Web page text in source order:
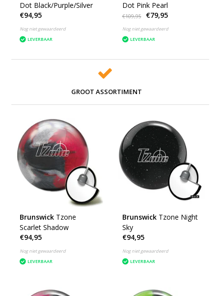
Dot Black/Purple/Silver
€94,95
Nog niet gewaardeerd
LEVERBAAR
Dot Pink Pearl
€109,95 €79,95
Nog niet gewaardeerd
LEVERBAAR
GROOT ASSORTIMENT
Brunswick Tzone
Scarlet Shadow
€94,95
Nog niet gewaardeerd
LEVERBAAR
Brunswick Tzone Night
Sky
€94,95
Nog niet gewaardeerd
LEVERBAAR